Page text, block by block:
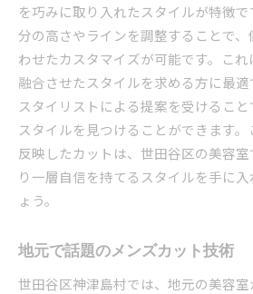
を巧みに取り入れたスタイルが特徴
分の高さやラインを調整することで
わせたカスタマイズが可能です。こ
融合させたスタイルを求める方に最
スタイリストによる提案を受けるこ
スタイルを見つけることができます
反映したカットは、世田谷区の美容
り一層自信を持てるスタイルを手に
ょう。
地元で話題のメンズカット技術
世田谷区神津島村では、地元の美容